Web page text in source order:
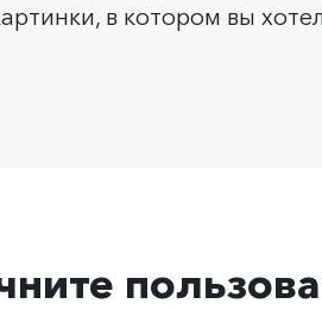
в котором вы